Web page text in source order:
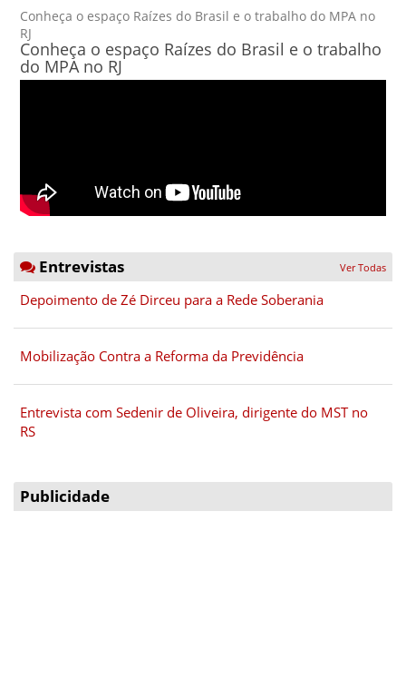
Conheça o espaço Raízes do Brasil e o trabalho do MPA no
RJ
Conheça o espaço Raízes do Brasil e o trabalho
do MPA no RJ
Entrevistas Ver Todas
Depoimento de Zé Dirceu para a Rede Soberania
Mobilização Contra a Reforma da Previdência
Entrevista com Sedenir de Oliveira, dirigente do MST no
RS
Publicidade